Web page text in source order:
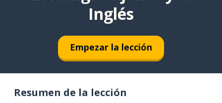
Inglés
Empezar la lección
Resumen de la lección